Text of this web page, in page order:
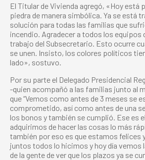
El Titular de Vivienda agregó, «Hoy está
piedra de manera simbólica. Ya se está
solución para todas las familias que
incendio. Agradecer a todos los equipos
trabajo del Subsecretario. Esto ocurre
se unen. Insisto, los colores políticos
lado», sostuvo.
Por su parte el Delegado Presidencial
-quien acompañó a las familias junto al
que “Vemos como antes de 3 meses se
comprometido, así como antes de una
los bonos y también se cumplió. Ese es
adquirimos de hacer las cosas lo más
también por eso es que estamos felices
juntos todos lo hicimos y hoy día vemos
de la gente de ver que los plazos ya se